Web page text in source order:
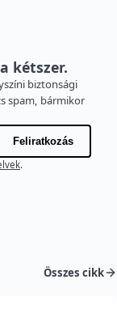
kétszer.
biztonsági
spam, bármikor
Feliratkozás
.
Összes cikk